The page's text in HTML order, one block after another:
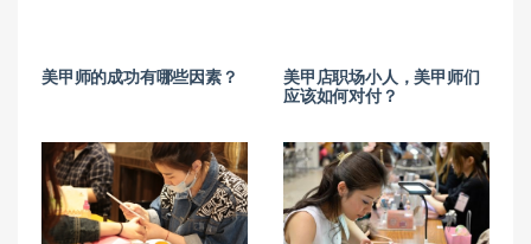
美甲师的成功有哪些因素？
美甲店职场小人，美甲师们
应该如何对付？